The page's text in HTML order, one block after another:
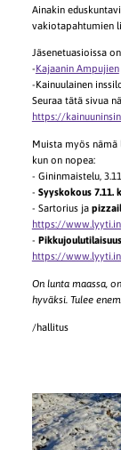
Ainakin
vakiotapahtumien
Jäsenetuasioissa
-Kajaanin Ampujien
-Kainuulainen
Seuraa tätä sivua
https://
Muista myös
kun on nopea:
- Gininmaistelu,
- Syyskokous 7.11.
- Sartorius ja
https://
- Pikkujoulutilaisuus
https://
On lunta maassa,
hyväksi. Tulee
/hallitus